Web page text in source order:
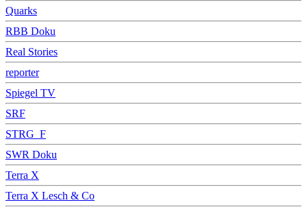
Quarks
RBB Doku
Real Stories
reporter
Spiegel TV
SRF
STRG_F
SWR Doku
Terra X
Terra X Lesch & Co